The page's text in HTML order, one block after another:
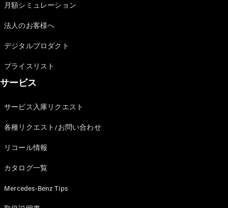
月額シミュレーション
法人のお客様へ
デジタルプロダクト
プライスリスト
サービス
サービス入庫リクエスト
各種リクエスト/お問い合わせ
リコール情報
カタログ一覧
Mercedes-Benz Tips